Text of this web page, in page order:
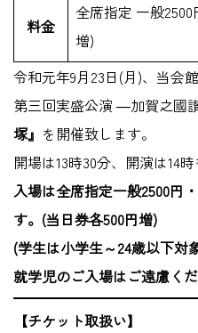
料金
全席指定 一般
増)
令和元年9月23日(月)、当会
第三回実盛公演 ―加賀之國
塚』 を開催致します。
開場は13時30分、開演は14
入場は全席指定一般2500円
す。(当日券各500円増)
(学生は小学生～24歳以下
就学児のご入場はご遠慮く
【チケット取扱い】